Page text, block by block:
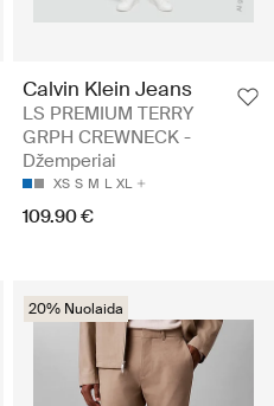
Calvin Klein Jeans
LS PREMIUM TERRY
GRPH CREWNECK -
Džemperiai
XS S M L XL
109.90 €
20% Nuolaida